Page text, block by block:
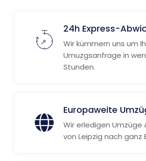
24h Express-
Wir kümmern uns um
Umuzgsanfrage in
Stunden.
Europaweite
Wir erledigen Umzüge
von Leipzig nach ganz